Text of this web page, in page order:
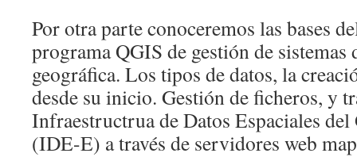
Por otra parte conoceremos las bases
programa QGIS de gestión de
geográfica. Los tipos de datos, la
desde su inicio. Gestión de ficheros, y
Infraestructrua de Datos Espaciales
(IDE-E) a través de servidores web